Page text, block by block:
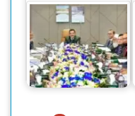
ইসলামী ব্যাংকের বোর্ড
সভা অনুষ্ঠিত